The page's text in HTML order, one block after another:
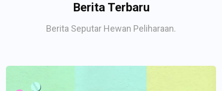
Berita Terbaru
Berita Seputar Hewan Peliharaan.